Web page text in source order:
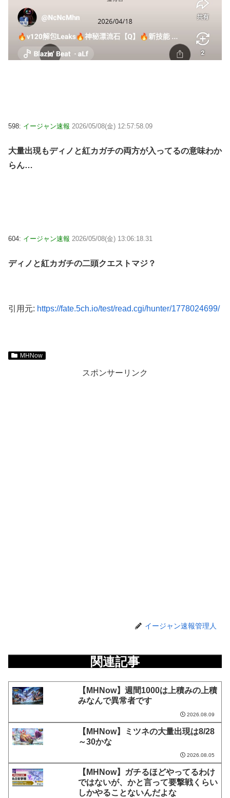
598: イージャン速報 2026/05/08(金) 12:57:58.09
大量出現もディノと紅カガチの両方が入ってるの意味わか
らん…
604: イージャン速報 2026/05/08(金) 13:06:18.31
ディノと紅カガチの二頭クエストマジ？
引用元: https://fate.5ch.io/test/read.cgi/hunter/1778024699/
MHNow
スポンサーリンク
イージャン速報管理人
関連記事
【MHNow】週間1000は上積みの上積
みなんで異常者です
2026.08.09
【MHNow】ミツネの大量出現は8/28
～30かな
2026.08.05
【MHNow】ガチるほどやってるわけ
ではないが、かと言って要撃戦くらい
しかやることないんだよな